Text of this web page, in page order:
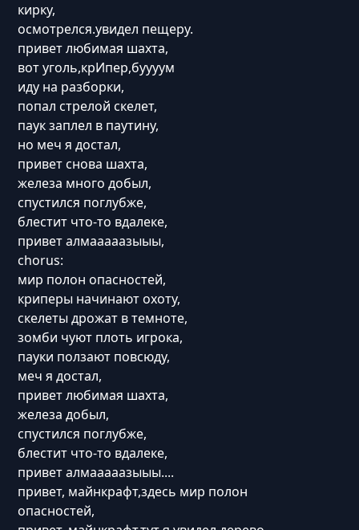
кирку,
осмотрелся.увидел пещеру.
привет любимая шахта,
вот уголь,крИпер,буууум
иду на разборки,
попал стрелой скелет,
паук заплел в паутину,
но меч я достал,
привет снова шахта,
железа много добыл,
спустился поглубже,
блестит что-то вдалеке,
привет алмааааазыыы,
chorus:
мир полон опасностей,
криперы начинают охоту,
скелеты дрожат в темноте,
зомби чуют плоть игрока,
пауки ползают повсюду,
меч я достал,
привет любимая шахта,
железа добыл,
спустился поглубже,
блестит что-то вдалеке,
привет алмааааазыыы....
привет, майнкрафт,здесь мир полон
опасностей,